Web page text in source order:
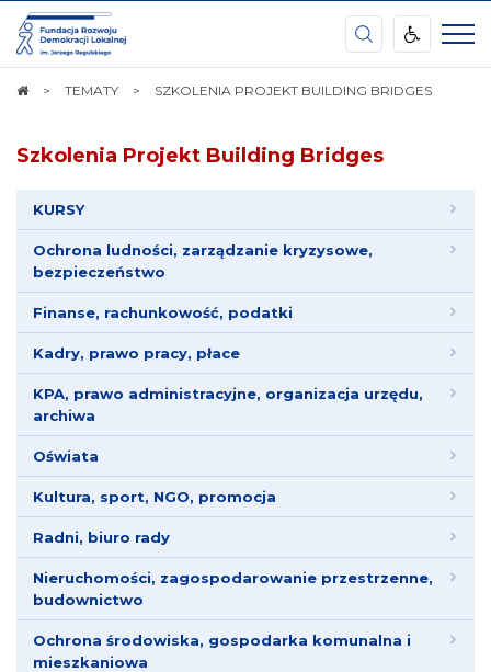
FRDL
Regionalny
Ośrodek
wSTRONATEMATY SZKOLENIA PROJEKT BUILDING BRIDGES
Szkolenia Projekt Building Bridges
KURSY
Ochrona ludności, zarządzanie kryzysowe,
bezpieczeństwo
Finanse, rachunkowość, podatki
Kadry, prawo pracy, płace
KPA, prawo administracyjne, organizacja urzędu,
archiwa
Oświata
Kultura, sport, NGO, promocja
Radni, biuro rady
Nieruchomości, zagospodarowanie przestrzenne,
budownictwo
Ochrona środowiska, gospodarka komunalna i
mieszkaniowa